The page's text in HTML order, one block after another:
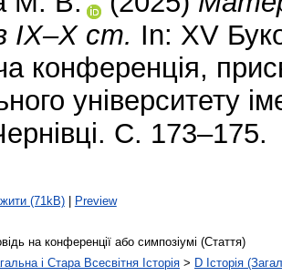
IX–X ст. In: ХV
конференція,
університету
С. 173–175.
(71kB)| Preview
на конференції або симпозіумі (Стаття)
і Стара Всесвітня Історія > D Історія